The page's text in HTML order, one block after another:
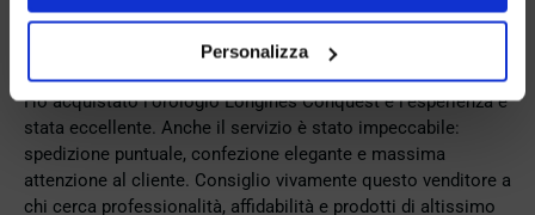
Personalizza
Previous Next
3 days ago
Ho acquistato l'orologio Longines Conquest e l'esperienza è
stata eccellente. Anche il servizio è stato impeccabile:
spedizione puntuale, confezione elegante e massima
attenzione al cliente. Consiglio vivamente questo venditore a
chi cerca professionalità, affidabilità e prodotti di altissimo